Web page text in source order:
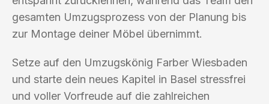
gesamten Umzugsprozess von der Planung bis
zur Montage deiner Möbel übernimmt.
Setze auf den Umzugskönig Farber Wiesbaden
und starte dein neues Kapitel in Basel stressfrei
und voller Vorfreude auf die zahlreichen